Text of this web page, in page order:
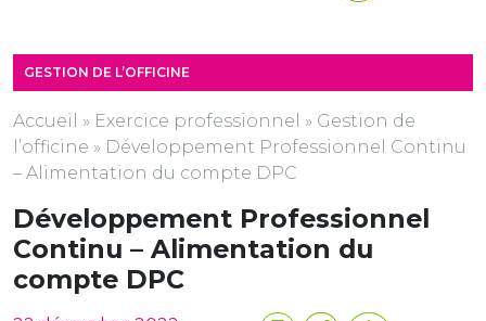
GESTION DE L’OFFICINE
Accueil » Exercice professionnel » Gestion de
l’officine » Développement Professionnel Continu
– Alimentation du compte DPC
Développement Professionnel
Continu – Alimentation du
compte DPC